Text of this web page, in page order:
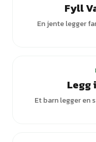
Fyll
En jente legger
Legg
Et barn legger en